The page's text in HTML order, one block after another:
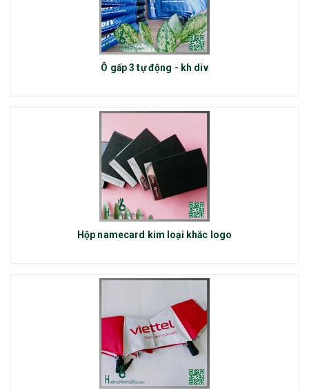
Ô gấp 3 tự động - kh div
Hộp namecard kim loại khắc logo